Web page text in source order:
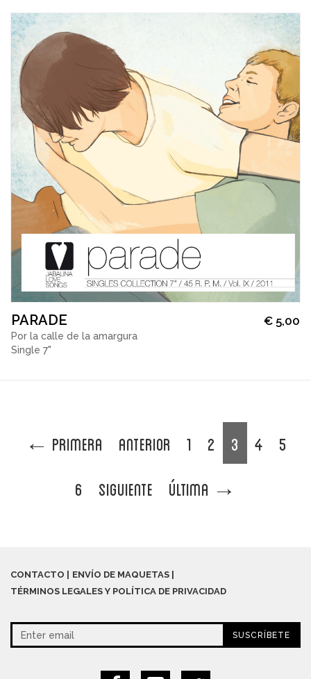
PARADE
Por la calle de la amargura
Single 7"
€ 5,00
← Primera Anterior 1 2 3 4
5
6
Siguiente Última →
CONTACTO
ENVÍO DE MAQUETAS
TÉRMINOS LEGALES Y POLÍTICA DE PRIVACIDAD
SUSCRÍBETE